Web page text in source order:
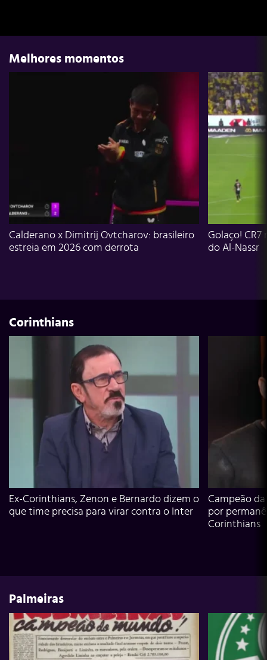
Melhores momentos
Calderano x Dimitrij Ovtcharov: brasileiro
estreia em 2026 com derrota
Golaço!
do Al-Nassr
Corinthians
Ex-Corinthians, Zenon e Bernardo dizem o
que time precisa para virar contra o Inter
Campeão
por
Corinthians
Palmeiras